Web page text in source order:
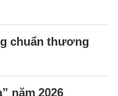
chuẩn thương
năm 2026